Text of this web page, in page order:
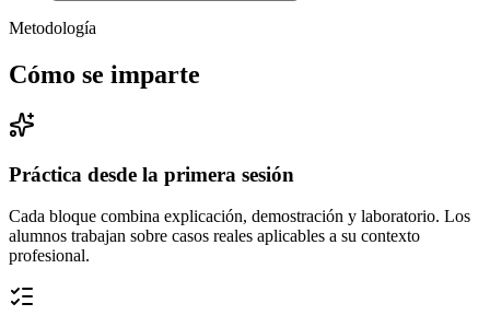
Metodología
Cómo se imparte
Práctica desde la primera sesión
Cada bloque combina explicación, demostración y laboratorio. Los
alumnos trabajan sobre casos reales aplicables a su contexto
profesional.